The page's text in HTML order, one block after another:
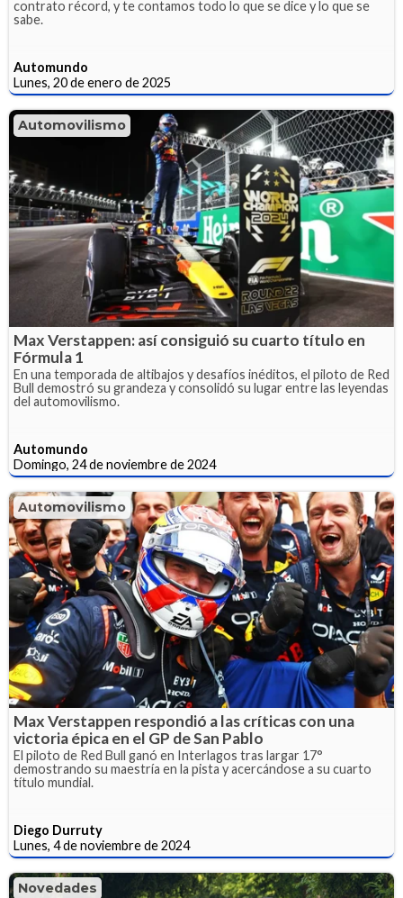
contrato récord, y te contamos todo lo que se dice y lo que se
sabe.
Automundo
Lunes, 20 de enero de 2025
Automovilismo
Max Verstappen: así consiguió su cuarto título en
Fórmula 1
En una temporada de altibajos y desafíos inéditos, el piloto de Red
Bull demostró su grandeza y consolidó su lugar entre las leyendas
del automovilismo.
Automundo
Domingo, 24 de noviembre de 2024
Automovilismo
Max Verstappen respondió a las críticas con una
victoria épica en el GP de San Pablo
El piloto de Red Bull ganó en Interlagos tras largar 17°
demostrando su maestría en la pista y acercándose a su cuarto
título mundial.
Diego Durruty
Lunes, 4 de noviembre de 2024
Novedades